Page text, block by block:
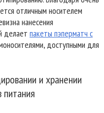
отличным носителем
нанесения
делает пакеты пэперматч с
доступными для
и хранении
питания